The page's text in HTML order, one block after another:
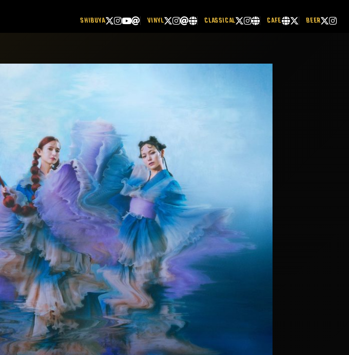
SHIBUYA VINYL CLASSICAL CAFE BEER